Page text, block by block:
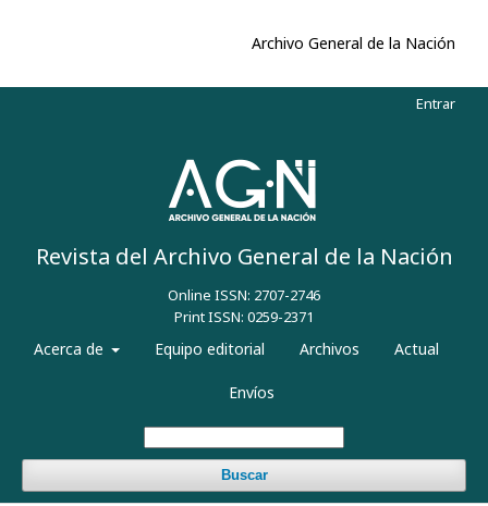
Archivo General de la Nación
Revista del Archivo General de la Nación
Online ISSN: 2707-2746
Print ISSN: 0259-2371
Acerca de Equipo editorial Archivos Actual
Envíos
Buscar
Entrar